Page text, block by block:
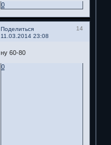
0
Поделиться
14
11.03.2014 23:08
ну 60-80
0